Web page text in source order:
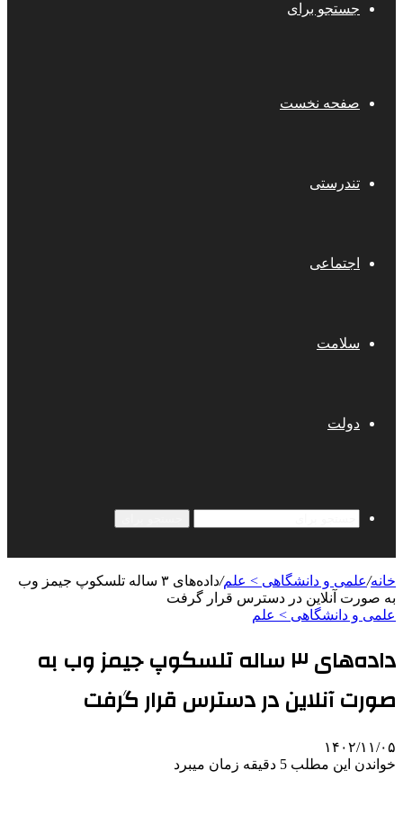
جستجو برای
صفحه نخست
تندرستی
اجتماعی
سلامت
دولت
خانه/علمی‌ و دانشگاهی > علم/
داده‌های ۳ ساله تلسکوپ جیمز وب
به صورت آنلاین در دسترس قرار گرفت
علمی‌ و دانشگاهی > علم
داده‌های ۳ ساله تلسکوپ جیمز وب به
صورت آنلاین در دسترس قرار گرفت
۱۴۰۲/۱۱/۰۵
خواندن این مطلب 5 دقیقه زمان میبرد